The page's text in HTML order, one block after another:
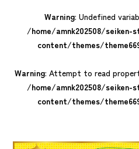
Warning: Undefined
/home/amnk202508/
content/themes/
Warning: Attempt to read
/home/amnk202508/
content/themes/